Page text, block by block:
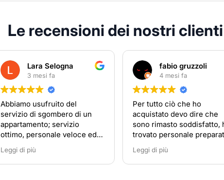
Le recensioni dei nostri clienti
Lara Selogna
3 mesi fa
Abbiamo usufruito del
servizio di sgombero di un
appartamento; servizio
ottimo, personale veloce ed
rivolgersi a loro in caso di
necessità.
Leggi di più
fabio gruzzoli
4 mesi fa
Per tutto ciò che ho
acquistato devo dire che
sono rimasto soddisfatto,
trovato personale
Leggi di più